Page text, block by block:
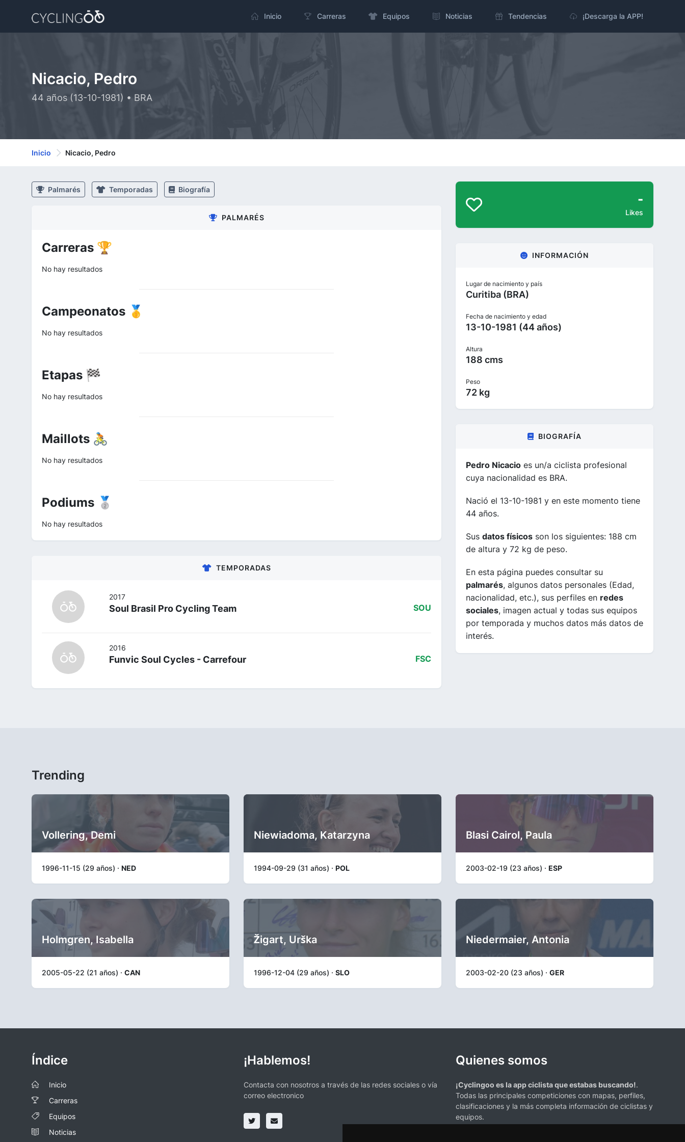
Inicio Carreras Equipos Noticias Tendencias ¡Descarga la APP!
Nicacio, Pedro
44 años (13-10-1981) • BRA
Inicio Nicacio, Pedro
Palmarés Temporadas Biografía
PALMARÉS
Carreras 🏆
No hay resultados
Campeonatos 🥇
No hay resultados
Etapas 🏁
No hay resultados
Maillots 🚴
No hay resultados
Podiums 🥈
No hay resultados
TEMPORADAS
2017
Soul Brasil Pro Cycling Team SOU
2016
Funvic Soul Cycles - Carrefour FSC
-
Likes
INFORMACIÓN
Lugar de nacimiento y país
Curitiba (BRA)
Fecha de nacimiento y edad
13-10-1981 (44 años)
Altura
188 cms
Peso
72 kg
BIOGRAFÍA
Pedro Nicacio es un/a ciclista profesional
cuya nacionalidad es BRA.
Nació el 13-10-1981 y en este momento tiene
44 años.
Sus datos físicos son los siguientes: 188 cm
de altura y 72 kg de peso.
En esta página puedes consultar su
palmarés, algunos datos personales (Edad,
nacionalidad, etc.), sus perfiles en redes
sociales, imagen actual y todas sus equipos
por temporada y muchos datos más datos de
interés.
Trending
Vollering, Demi
1996-11-15 (29 años) · NED
Niewiadoma, Katarzyna
1994-09-29 (31 años) · POL
Blasi Cairol, Paula
2003-02-19 (23 años) · ESP
Holmgren, Isabella
2005-05-22 (21 años) · CAN
Žigart, Urška
1996-12-04 (29 años) · SLO
Niedermaier, Antonia
2003-02-20 (23 años) · GER
Índice
Inicio
Carreras
Equipos
Noticias
¡Hablemos!
Contacta con nosotros a través de las redes sociales o vía
correo electronico
Quienes somos
¡Cyclingoo es la app ciclista que estabas buscando!.
Todas las principales competiciones con mapas, perfiles,
clasificaciones y la más completa información de ciclistas y
equipos.